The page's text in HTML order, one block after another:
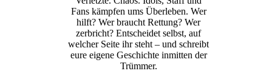
Fans kämpfen ums Überleben. Wer
hilft? Wer braucht Rettung? Wer
zerbricht? Entscheidet selbst, auf
welcher Seite ihr steht – und schreibt
eure eigene Geschichte inmitten der
Trümmer.